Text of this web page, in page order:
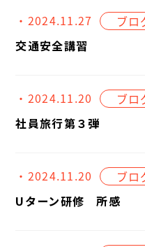
・2024.11.27
ブロ
交通安全講習
・2024.11.20
ブロ
社員旅行第３弾
・2024.11.20
ブロ
Uターン研修 所感